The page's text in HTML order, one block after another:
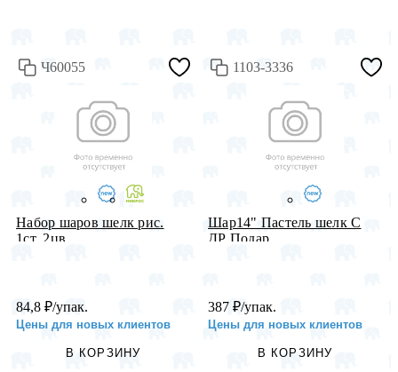
Ч60055
Набор шаров шелк рис.
1ст. 2цв...
84,8 ₽/упак.
Цены для новых клиентов
В КОРЗИНУ
1103-3336
Шар14" Пастель шелк С
ДР Подар...
387 ₽/упак.
Цены для новых клиентов
В КОРЗИНУ